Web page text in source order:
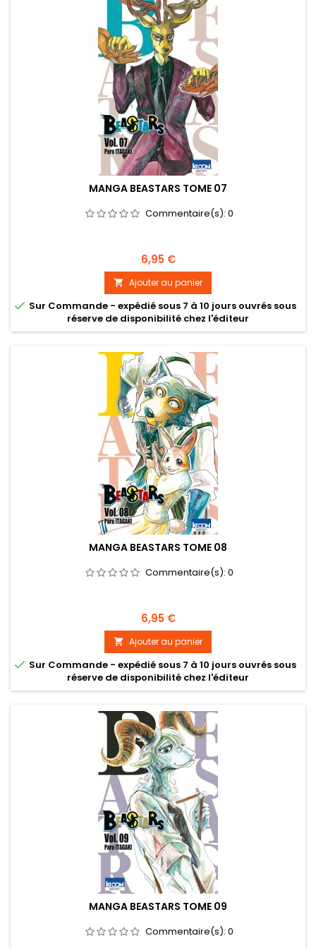
MANGA BEASTARS TOME 07
Commentaire(s): 0
Prix
6,95 €
 Ajouter au panier
 Sur Commande - expédié sous 7 à 10 jours ouvrés sous
réserve de disponibilité chez l'éditeur
MANGA BEASTARS TOME 08
Commentaire(s): 0
Prix
6,95 €
 Ajouter au panier
 Sur Commande - expédié sous 7 à 10 jours ouvrés sous
réserve de disponibilité chez l'éditeur
MANGA BEASTARS TOME 09
Commentaire(s): 0